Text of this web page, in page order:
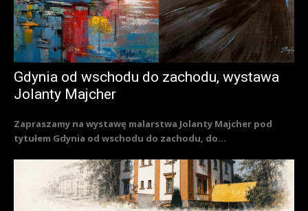
Gdynia od wschodu do zachodu, wystawa
Jolanty Majcher
Zapraszamy na wystawę malarstwa Jolanty Majcher pod
tytułem Gdynia od wschodu do zachodu, do...